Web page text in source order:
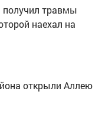
получил травмы
наехал на
открыли Аллею